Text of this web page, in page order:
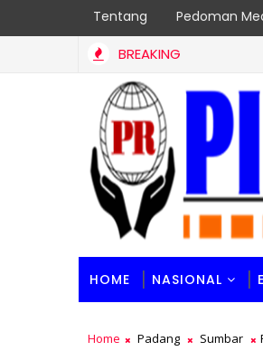
Tentang Pedoman
BREAKING
HOME NASIONAL
Home Padang Sumbar